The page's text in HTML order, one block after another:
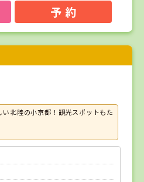
予 約
北陸の小京都！観光スポットもた